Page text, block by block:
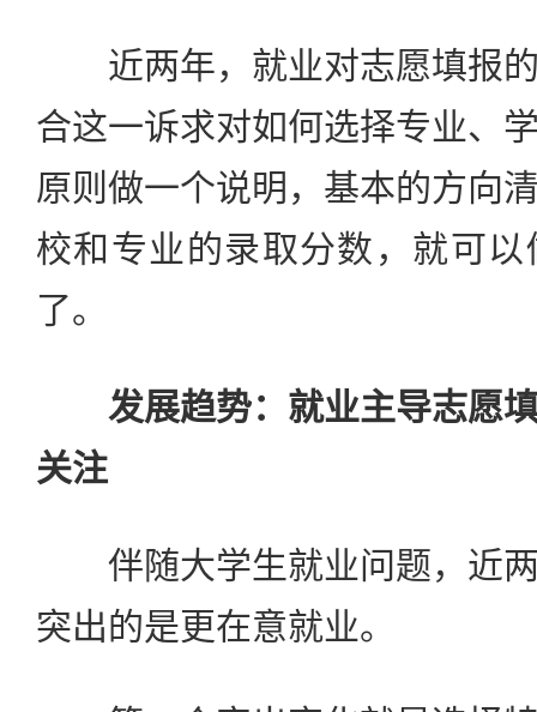
近两年，就业对志愿填报的
合这一诉求对如何选择专业、
原则做一个说明，基本的方向
校和专业的录取分数，就可
了。
发展趋势：就业主导志愿
关注
伴随大学生就业问题，近两
突出的是更在意就业。